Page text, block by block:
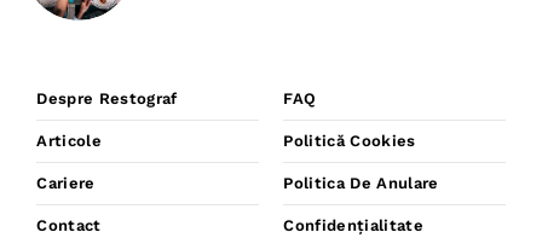
Despre Restograf
Articole
Cariere
Contact
FAQ
Politică Cookies
Politica De Anulare
Confidențialitate